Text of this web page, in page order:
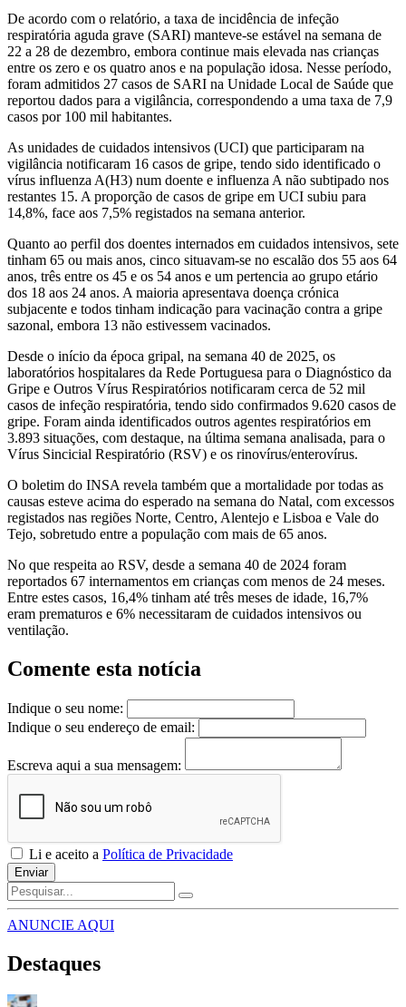
De acordo com o relatório, a taxa de incidência de infeção
respiratória aguda grave (SARI) manteve-se estável na semana de
22 a 28 de dezembro, embora continue mais elevada nas crianças
entre os zero e os quatro anos e na população idosa. Nesse período,
foram admitidos 27 casos de SARI na Unidade Local de Saúde que
reportou dados para a vigilância, correspondendo a uma taxa de 7,9
casos por 100 mil habitantes.
As unidades de cuidados intensivos (UCI) que participaram na
vigilância notificaram 16 casos de gripe, tendo sido identificado o
vírus influenza A(H3) num doente e influenza A não subtipado nos
restantes 15. A proporção de casos de gripe em UCI subiu para
14,8%, face aos 7,5% registados na semana anterior.
Quanto ao perfil dos doentes internados em cuidados intensivos, sete
tinham 65 ou mais anos, cinco situavam-se no escalão dos 55 aos 64
anos, três entre os 45 e os 54 anos e um pertencia ao grupo etário
dos 18 aos 24 anos. A maioria apresentava doença crónica
subjacente e todos tinham indicação para vacinação contra a gripe
sazonal, embora 13 não estivessem vacinados.
Desde o início da época gripal, na semana 40 de 2025, os
laboratórios hospitalares da Rede Portuguesa para o Diagnóstico da
Gripe e Outros Vírus Respiratórios notificaram cerca de 52 mil
casos de infeção respiratória, tendo sido confirmados 9.620 casos de
gripe. Foram ainda identificados outros agentes respiratórios em
3.893 situações, com destaque, na última semana analisada, para o
Vírus Sincicial Respiratório (RSV) e os rinovírus/enterovírus.
O boletim do INSA revela também que a mortalidade por todas as
causas esteve acima do esperado na semana do Natal, com excessos
registados nas regiões Norte, Centro, Alentejo e Lisboa e Vale do
Tejo, sobretudo entre a população com mais de 65 anos.
No que respeita ao RSV, desde a semana 40 de 2024 foram
reportados 67 internamentos em crianças com menos de 24 meses.
Entre estes casos, 16,4% tinham até três meses de idade, 16,7%
eram prematuros e 6% necessitaram de cuidados intensivos ou
ventilação.
Comente esta notícia
Indique o seu nome:
Indique o seu endereço de email:
Escreva aqui a sua mensagem:
Li e aceito a Política de Privacidade
Enviar
ANUNCIE AQUI
Destaques